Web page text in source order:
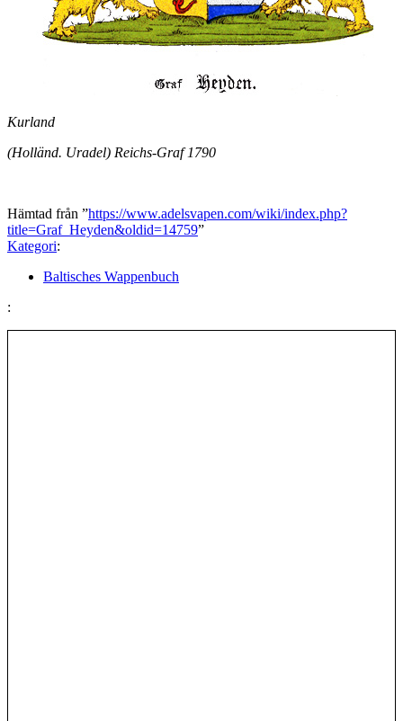
Kurland
(Holländ. Uradel) Reichs-Graf 1790
Hämtad från ”https://www.adelsvapen.com/wiki/index.php?
title=Graf_Heyden&oldid=14759”
Kategori:
Baltisches Wappenbuch
: